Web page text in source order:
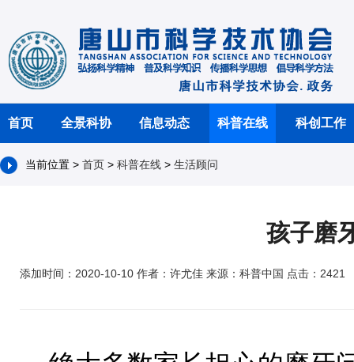
首页 全景科协 信息动态 科普在线 科创工作
当前位置 > 首页 > 科普在线 > 生活顾问
孩子磨
添加时间：2020-10-10 作者：许尤佳 来源：科普中国 点击：2421